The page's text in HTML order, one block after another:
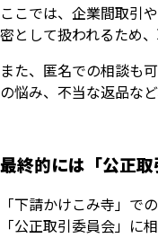
ここでは、企業間取引
密として扱われるため
また、匿名での相談も
の悩み、不当な返品な
最終的には「公正
「下請かけこみ寺」
「公正取引委員会」に